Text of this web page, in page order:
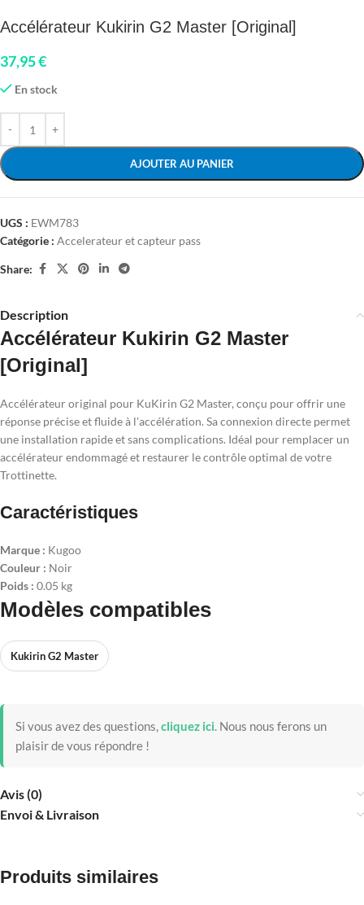
Accélérateur Kukirin G2 Master [Original]
37,95€
En stock
AJOUTER AU PANIER
UGS : EWM783
Catégorie : Accelerateur et capteur pass
Share:
Description
Accélérateur Kukirin G2 Master
[Original]
Accélérateur original pour KuKirin G2 Master, conçu pour offrir une
réponse précise et fluide à l'accélération. Sa connexion directe permet
une installation rapide et sans complications. Idéal pour remplacer un
accélérateur endommagé et restaurer le contrôle optimal de votre
Trottinette.
Caractéristiques
Marque : Kugoo
Couleur : Noir
Poids : 0.05 kg
Modèles compatibles
Kukirin G2 Master
Si vous avez des questions,cliquez ici. Nous nous ferons un
plaisir de vous répondre !
Avis (0)
Envoi & Livraison
Produits similaires